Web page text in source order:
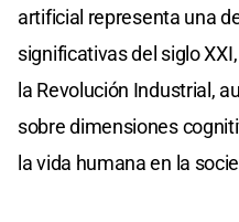
artificial representa una
significativas del siglo
la Revolución Industrial,
sobre dimensiones
la vida humana en la